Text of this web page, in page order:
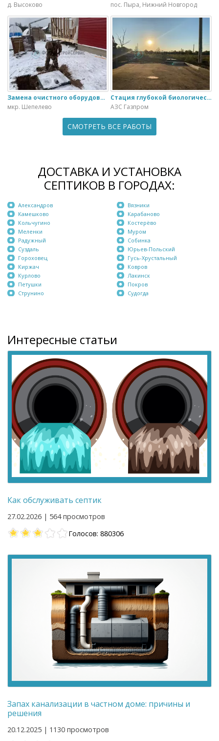
д. Высоково пос. Пыра, Нижний Новгород
Замена очистного оборудования Дека - 3 на ЭкоГранд - 6
мкр. Шепелево
Стация глубокой биологической очистки ЕвроЛос- 20
АЗС Газпром
СМОТРЕТЬ ВСЕ РАБОТЫ
ДОСТАВКА И УСТАНОВКА
СЕПТИКОВ В ГОРОДАХ:
Александров
Камешково
Кольчугино
Меленки
Радужный
Суздаль
Вязники
Карабаново
Костерёво
Муром
Собинка
Юрьев-Польский
Гороховец
Киржач
Курлово
Петушки
Струнино
Гусь-Хрустальный
Ковров
Лакинск
Покров
Судогда
Интересные статьи
Как обслуживать септик
27.02.2026 | 564 просмотров
Голосов: 880306
Запах канализации в частном доме: причины и
решения
20.12.2025 | 1130 просмотров